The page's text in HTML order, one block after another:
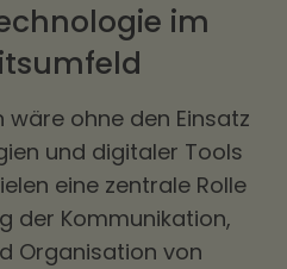
im
ohne den Einsatz
und digitaler Tools
eine zentrale Rolle
der Kommunikation,
Organisation von